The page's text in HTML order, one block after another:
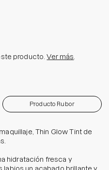
producto.Ver más
Producto Rubor
Thin Glow Tint de
hidratación fresca y